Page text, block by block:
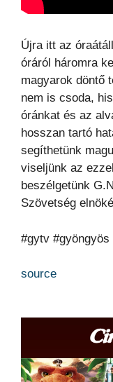
Újra itt az
óráról háromra
magyarok döntő
nem is csoda,
óránkat és az
hosszan tartó
segíthetünk
viseljünk az
beszélgetünk
Szövetség
#gytv #gyöngyös
source